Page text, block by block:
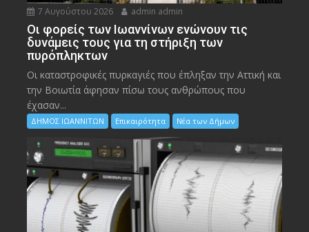
7 Αυγούστου 2026 admin admin
Οι φορείς των Ιωαννίνων ενώνουν τις
δυνάμεις τους για τη στήριξη των
πυρόπληκτων
Οι καταστροφικές πυρκαγιές που έπληξαν την Αττική και
την Bοιωτία άφησαν πίσω τους ανθρώπους που
έχασαν...
ΔΗΜΟΣ ΙΩΑΝΝΙΤΩΝ Επικαιρότητα Νέα των Δήμων